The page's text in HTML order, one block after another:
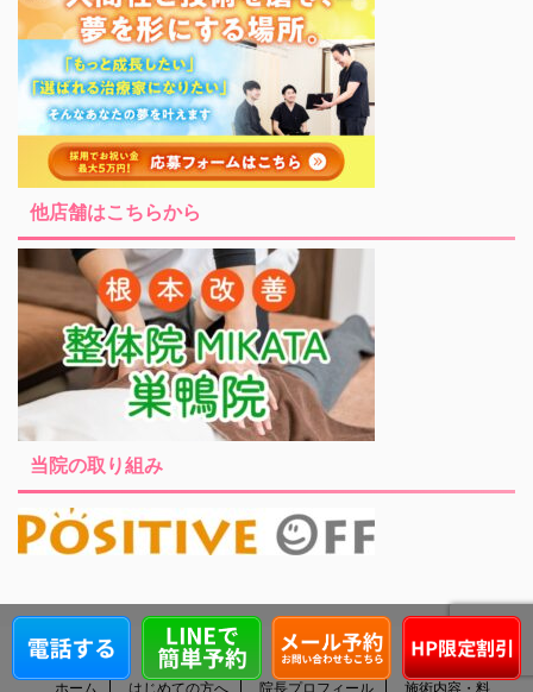
他店舗はこちらから
当院の取り組み
ホーム はじめての方へ 院長プロフィール 施術内容・料